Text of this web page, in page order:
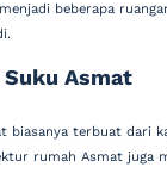
beberapa
Suku Asmat
biasanya terbuat dari
rumah Asmat juga